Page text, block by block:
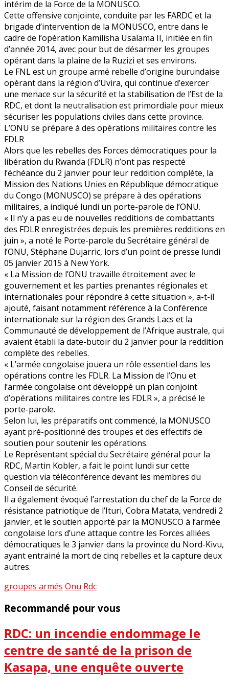
intérim de la Force de la MONUSCO.
Cette offensive conjointe, conduite par les FARDC et la
brigade d’intervention de la MONUSCO, entre dans le
cadre de l’opération Kamilisha Usalama II, initiée en fin
d’année 2014, avec pour but de désarmer les groupes
opérant dans la plaine de la Ruzizi et ses environs.
Le FNL est un groupe armé rebelle d’origine burundaise
opérant dans la région d’Uvira, qui continue d’exercer
une menace sur la sécurité et la stabilisation de l’Est de la
RDC, et dont la neutralisation est primordiale pour mieux
sécuriser les populations civiles dans cette province.
L’ONU se prépare à des opérations militaires contre les
FDLR
Alors que les rebelles des Forces démocratiques pour la
libération du Rwanda (FDLR) n’ont pas respecté
l’échéance du 2 janvier pour leur reddition complète, la
Mission des Nations Unies en République démocratique
du Congo (MONUSCO) se prépare à des opérations
militaires, a indiqué lundi un porte-parole de l’ONU.
« Il n’y a pas eu de nouvelles redditions de combattants
des FDLR enregistrées depuis les premières redditions en
juin », a noté le Porte-parole du Secrétaire général de
l’ONU, Stéphane Dujarric, lors d’un point de presse lundi
05 janvier 2015 à New York.
« La Mission de l’ONU travaille étroitement avec le
gouvernement et les parties prenantes régionales et
internationales pour répondre à cette situation », a-t-il
ajouté, faisant notamment référence à la Conférence
internationale sur la région des Grands Lacs et la
Communauté de développement de l’Afrique australe, qui
avaient établi la date-butoir du 2 janvier pour la reddition
complète des rebelles.
« L’armée congolaise jouera un rôle essentiel dans les
opérations contre les FDLR. La Mission de l’Onu et
l’armée congolaise ont développé un plan conjoint
d’opérations militaires contre les FDLR », a précisé le
porte-parole.
Selon lui, les préparatifs ont commencé, la MONUSCO
ayant pré-positionné des troupes et des effectifs de
soutien pour soutenir les opérations.
Le Représentant spécial du Secrétaire général pour la
RDC, Martin Kobler, a fait le point lundi sur cette
question via téléconférence devant les membres du
Conseil de sécurité.
Il a également évoqué l’arrestation du chef de la Force de
résistance patriotique de l’Ituri, Cobra Matata, vendredi 2
janvier, et le soutien apporté par la MONUSCO à l’armée
congolaise lors d’une attaque contre les Forces alliées
démocratiques le 3 janvier dans la province du Nord-Kivu,
ayant entrainé la mort de cinq rebelles et la capture deux
autres.
groupes armés Onu Rdc
Recommandé pour vous
RDC: un incendie endommage le
centre de santé de la prison de
Kasapa, une enquête ouverte